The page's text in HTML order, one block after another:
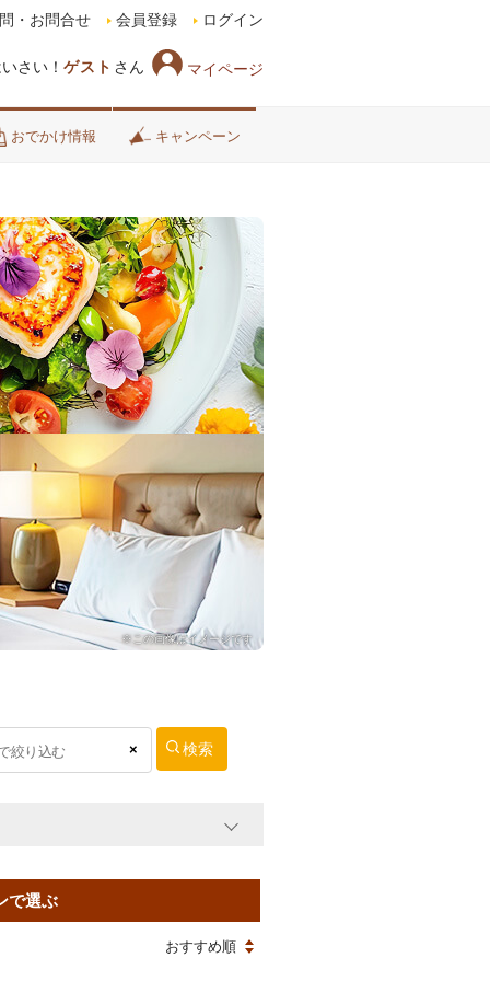
さい！ ゲスト さん マイページ
・お問合せ 会員登録 ログイン
おでかけ情報 キャンペーン
※この画像はイメージです
×
で選ぶ